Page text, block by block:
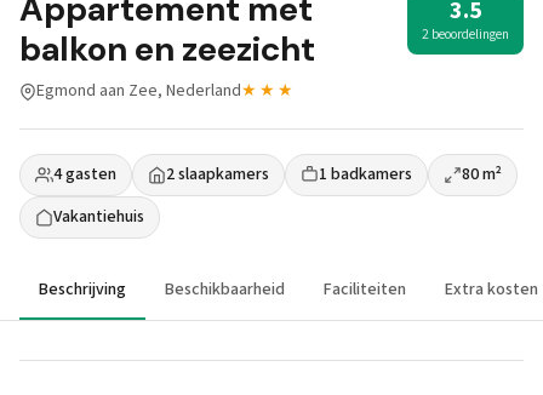
Appartement met
balkon en zeezicht
3.5
2 beoordelingen
Egmond aan Zee, Nederland★★★
4 gasten 2 slaapkamers 1 badkamers
80 m²
Vakantiehuis
Beschrijving Beschikbaarheid Faciliteiten Extra kosten